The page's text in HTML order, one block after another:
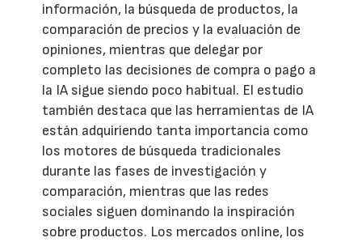
información, la búsqueda de productos, la
comparación de precios y la evaluación de
opiniones, mientras que delegar por
completo las decisiones de compra o pago a
la IA sigue siendo poco habitual. El estudio
también destaca que las herramientas de IA
están adquiriendo tanta importancia como
los motores de búsqueda tradicionales
durante las fases de investigación y
comparación, mientras que las redes
sociales siguen dominando la inspiración
sobre productos. Los mercados online, los